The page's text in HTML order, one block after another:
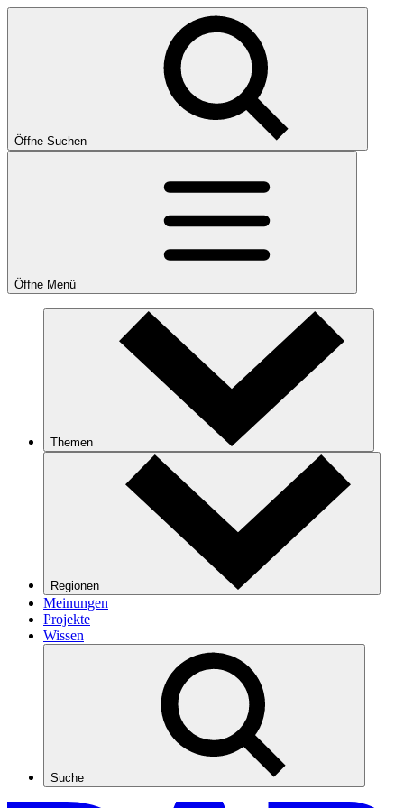
Öffne Suchen
Öffne Menü
Themen
Regionen
Meinungen
Projekte
Wissen
Suche